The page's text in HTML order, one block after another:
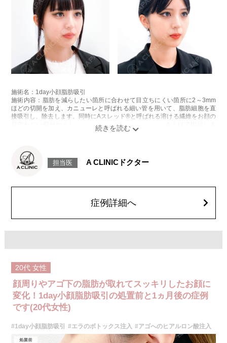
施術名：1day小顔脂肪吸引
施術内容：脂肪を減らしたい箇所に合わせて目立ちにくい箇所に2～3mm
ほどの切開を加え、カニューレと呼ばれる細い管を用いて、脂肪細胞を直
接吸引し、除去します。同時にAスレッド®と呼ばれる溶ける繊維をお顔の
目立たない部分から皮下へ挿入し、皮膚を内側から引き上げて固定しま
感などが術後一時的に生じることがございます。また、稀に貧血、細菌感
染症、左右差、施術箇所の知覚鈍麻、ぼこつき、硬結、瘢痕化、色素沈
顔の脂肪吸引箇所の追加 1ヶ所ごと+162,800円(税込)
オプション：笑気麻酔 3,300円(税込)
施術内容：ボツリヌス菌から抽出されるたんぱく質を注入し、過剰に発達
した筋肉の動きを抑制します。これにより噛み締めの改善、咬筋を減量し
程続きます。
施術時間：約10分〜20分程
リスク、副作用：腫れ、赤み、内出血、痛み、突っ張り感などが生じるこ
とがございます。また、稀にアレルギー、細菌感染症などが生じることが
ございます。ボトックス注入後は男性は3か月、女性は2か月避妊して頂く
ようお願いします。
費用：アラガン社製 21,800円(税込) 〜164,400円(税込)
オプション：表面麻酔 3,300円(税込) 笑気麻酔 3,300円(税込)
担当医 A CLINICドクター
症例詳細へ
20代 女性
顔周りやアゴ下の脂肪が取れてスッキリしたお顔に
変化！1day小顔脂肪吸引の処置前と1ヵ月後の症例
です(20代女性)
#1day小顔脂肪吸引 #エラのボトックス注入 #アゴへのヒアルロン酸注入